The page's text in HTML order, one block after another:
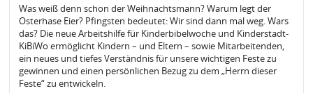
Was weiß denn schon der Weihnachtsmann? Warum legt der
Osterhase Eier? Pfingsten bedeutet: Wir sind dann mal weg. Wars
das? Die neue Arbeitshilfe für Kinderbibelwoche und Kinderstadt-
KiBiWo ermöglicht Kindern – und Eltern – sowie Mitarbeitenden,
ein neues und tiefes Verständnis für unsere wichtigen Feste zu
gewinnen und einen persönlichen Bezug zu dem „Herrn dieser
Feste“ zu entwickeln.